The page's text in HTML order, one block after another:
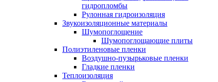
гидропломбы
Рулонная гидроизоляция
Звукоизоляционные материалы
Шумопоглощение
Шумопоглощающие плиты
Полиэтиленовые пленки
Воздушно-пузырьковые пленки
Гладкие пленки
Теплоизоляция